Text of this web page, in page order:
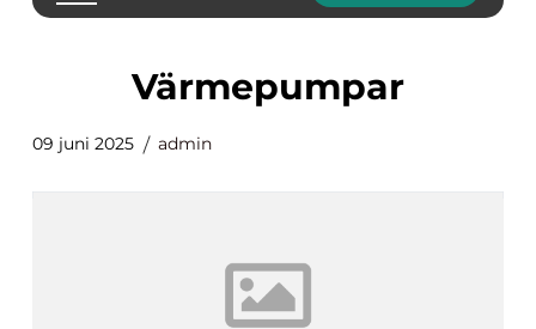
Värmepumpar
09 juni 2025 admin